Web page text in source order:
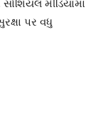
મીડિયામાં
પર વધુ